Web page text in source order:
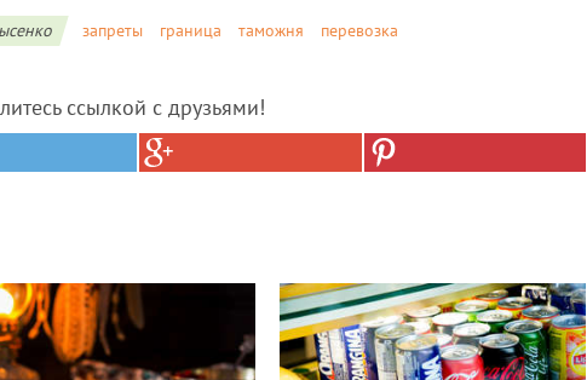
запреты граница таможня перевозка
ссылкой с друзьями!